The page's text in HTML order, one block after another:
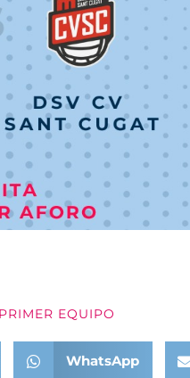
PRIMER EQUIPO
WhatsApp